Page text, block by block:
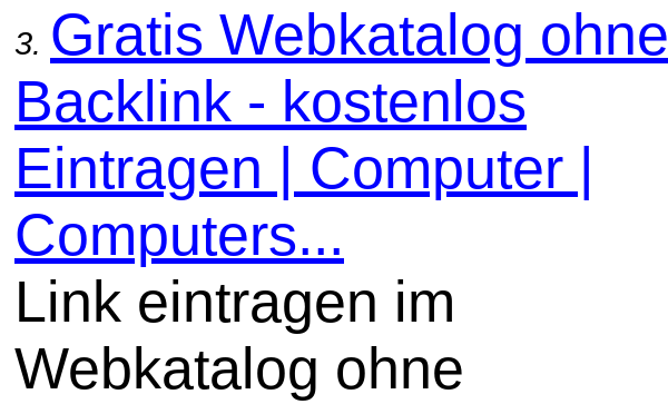
3. Gratis Webkatalog ohne
Backlink - kostenlos
Eintragen | Computer |
Computers...
Link eintragen im
Webkatalog ohne